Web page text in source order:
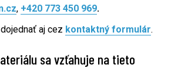
, +420 773 450 969.
aj cez kontaktný formulár.
sa vzťahuje na tieto